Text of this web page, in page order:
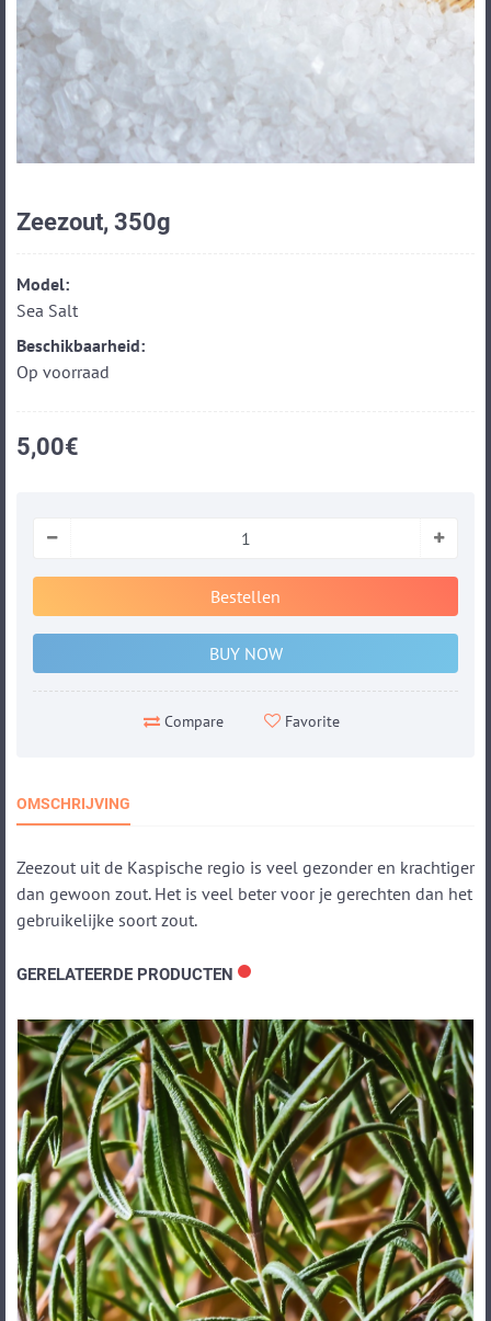
Zeezout, 350g
Model:
Sea Salt
Beschikbaarheid:
Op voorraad
5,00€
Bestellen
BUY NOW
Compare Favorite
OMSCHRIJVING
Zeezout uit de Kaspische regio is veel gezonder en krachtiger
dan gewoon zout. Het is veel beter voor je gerechten dan het
gebruikelijke soort zout.
GERELATEERDE PRODUCTEN